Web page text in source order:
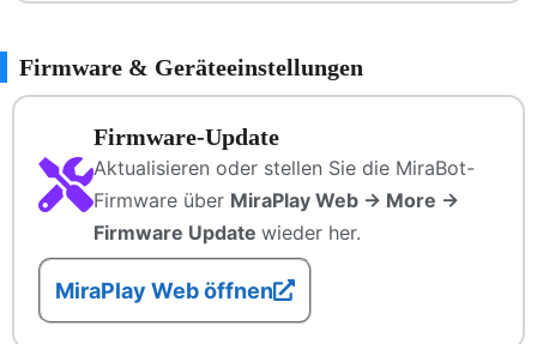
Firmware & Geräteeinstellungen
Firmware-Update
Aktualisieren oder stellen Sie die MiraBot-
Firmware über MiraPlay Web → More →
Firmware Update wieder her.
MiraPlay Web öffnen